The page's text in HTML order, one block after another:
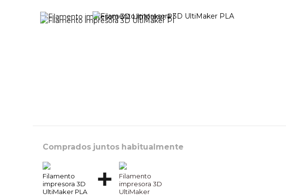
Comprados juntos habitualmente
Filamento
impresora 3D
UltiMaker PLA
Filamento
impresora 3D
UltiMaker